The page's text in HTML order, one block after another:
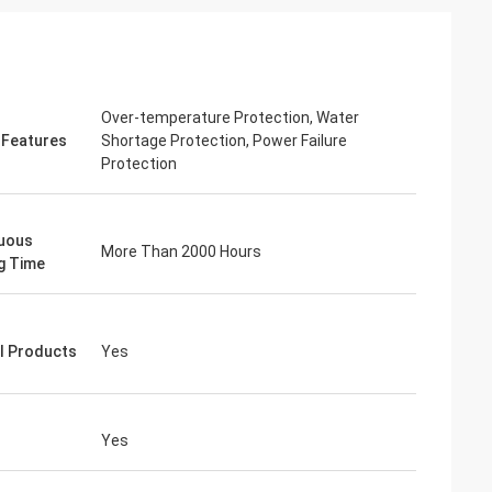
die Zusammenarbeit seit vielen Jahren
Over-temperature Protection, Water
Shortage Protection, Power Failure
Protection
Time
More Than 2000 Hours
Products Yes
Yes